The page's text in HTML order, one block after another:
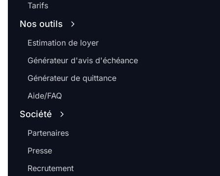
Tarifs
Nos outils
Estimation de loyer
Générateur d'avis d'échéance
Générateur de quittance
Aide/FAQ
Société
Partenaires
Presse
Recrutement